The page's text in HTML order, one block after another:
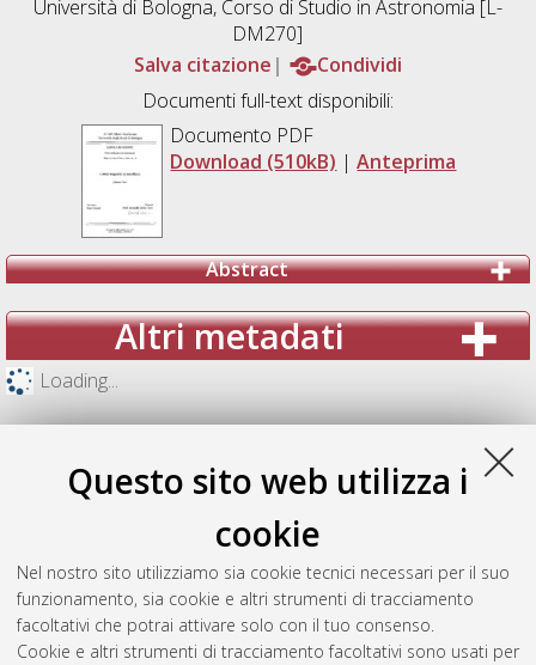
Questo sito web utilizza i
cookie
Nel nostro sito utilizziamo sia cookie tecnici necessari per il suo
funzionamento, sia cookie e altri strumenti di tracciamento
facoltativi che potrai attivare solo con il tuo consenso.
Cookie e altri strumenti di tracciamento facoltativi sono usati per
Università di Bologna, Corso di Studio in Astronomia [L-
DM270]
Salva citazione
Condividi
Documenti full-text disponibili:
Documento PDF
Download (510kB) |Anteprima
Abstract
Altri metadati
Loading...